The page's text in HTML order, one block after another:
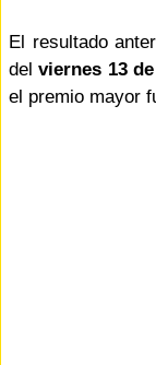
El resultado
delviernes 13
el premio mayor